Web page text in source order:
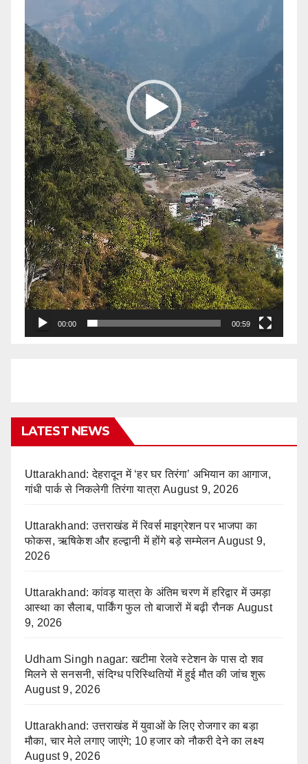
00:00 00:59
LATEST NEWS
Uttarakhand: देहरादून में ‘हर घर तिरंगा’ अभियान का आगाज,
गांधी पार्क से निकलेगी तिरंगा यात्रा August 9, 2026
Uttarakhand: उत्तराखंड में रिवर्स माइग्रेशन पर भाजपा का
फोकस, ऋषिकेश और हल्द्वानी में होंगे बड़े सम्मेलन August 9,
2026
Uttarakhand: कांवड़ यात्रा के अंतिम चरण में हरिद्वार में उमड़ा
आस्था का सैलाब, पार्किंग फुल तो बाजारों में बढ़ी रौनक August
9, 2026
Udham Singh nagar: खटीमा रेलवे स्टेशन के पास दो शव
मिलने से सनसनी, संदिग्ध परिस्थितियों में हुई मौत की जांच शुरू
August 9, 2026
Uttarakhand: उत्तराखंड में युवाओं के लिए रोजगार का बड़ा
मौका, चार मेले लगाए जाएंगे; 10 हजार को नौकरी देने का लक्ष्य
August 9, 2026